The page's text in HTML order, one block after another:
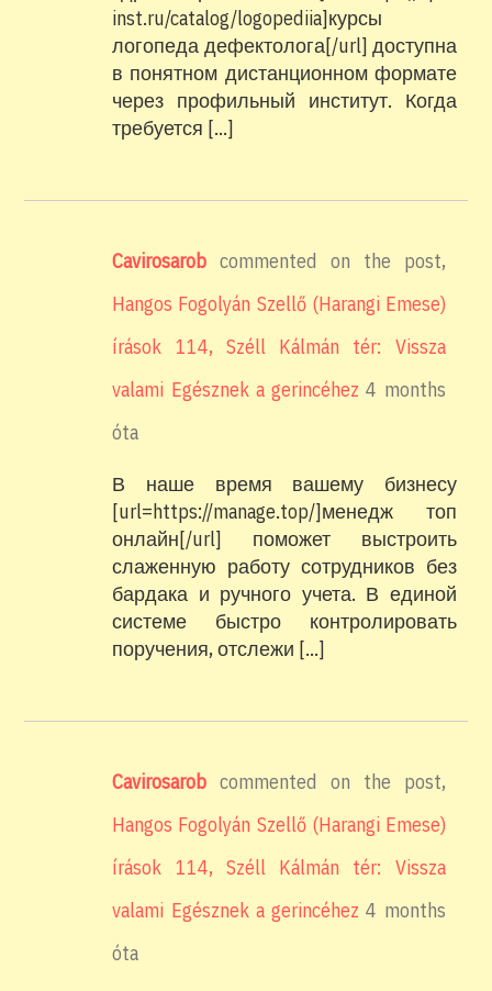
inst.ru/catalog/logopediia]курсы
логопеда дефектолога[/url] доступна
в понятном дистанционном формате
через профильный институт. Когда
требуется […]
Cavirosarob commented on the post,
Hangos Fogolyán Szellő (Harangi Emese)
írások 114, Széll Kálmán tér: Vissza
valami Egésznek a gerincéhez 4 months
óta
В наше время вашему бизнесу
[url=https://manage.top/]менедж топ
онлайн[/url] поможет выстроить
слаженную работу сотрудников без
бардака и ручного учета. В единой
системе быстро контролировать
поручения, отслежи […]
Cavirosarob commented on the post,
Hangos Fogolyán Szellő (Harangi Emese)
írások 114, Széll Kálmán tér: Vissza
valami Egésznek a gerincéhez 4 months
óta